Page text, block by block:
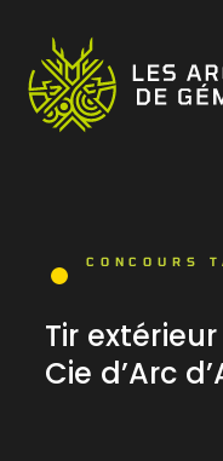
CONCOURS
Tir
Cie d’Arc